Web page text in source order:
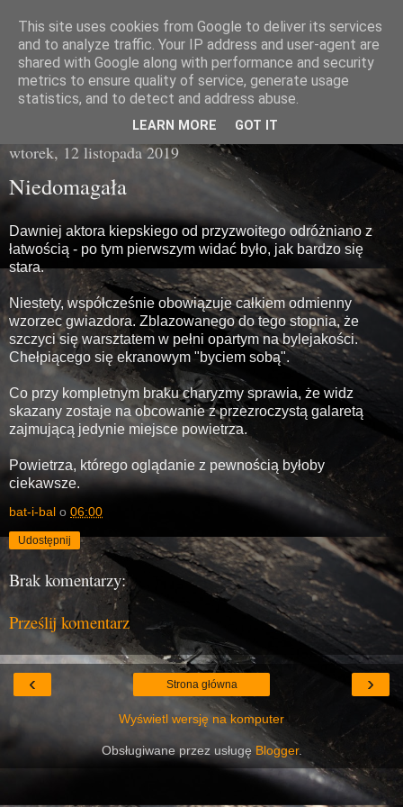
Miasto Gówna
brzydka prawda z poziomu chodnika
wtorek, 12 listopada 2019
Niedomagała
Dawniej aktora kiepskiego od przyzwoitego odróżniano z
łatwością - po tym pierwszym widać było, jak bardzo się
stara.
Niestety, współcześnie obowiązuje całkiem odmienny
wzorzec gwiazdora. Zblazowanego do tego stopnia, że
szczyci się warsztatem w pełni opartym na bylejakości.
Chełpiącego się ekranowym "byciem sobą".
Co przy kompletnym braku charyzmy sprawia, że widz
skazany zostaje na obcowanie z przezroczystą galaretą
zajmującą jedynie miejsce powietrza.
Powietrza, którego oglądanie z pewnością byłoby
ciekawsze.
bat-i-bal o 06:00
Udostępnij
Brak komentarzy:
Prześlij komentarz
‹ ›
Strona główna
Wyświetl wersję na komputer
Obsługiwane przez usługę Blogger.
This site uses cookies from Google to deliver its services
and to analyze traffic. Your IP address and user-agent are
shared with Google along with performance and security
metrics to ensure quality of service, generate usage
statistics, and to detect and address abuse.
LEARN MORE GOT IT